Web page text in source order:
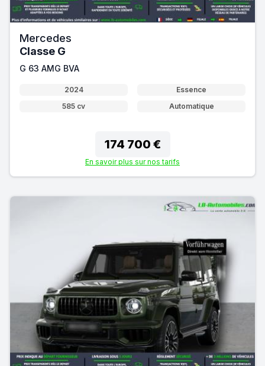
Mercedes
Classe G
G 63 AMG BVA
2024
Essence
585 cv
Automatique
174 700 €
En savoir plus sur nos tarifs